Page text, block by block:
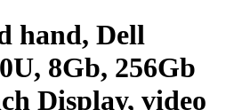
hand, Dell
8Gb, 256Gb
Display, video